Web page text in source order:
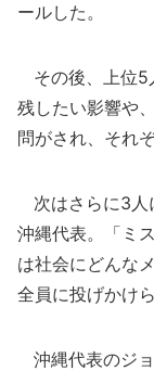
ールした。
その後、上位5
残したい影響や
問がされ、それ
次はさらに3人
沖縄代表。「ミ
は社会にどんな
全員に投げかけら
沖縄代表のジ